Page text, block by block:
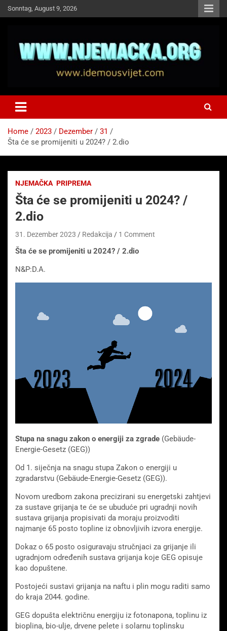
Skip
to
Sonntag, August 9, 2026
Idemo u Svijet-Njemacka!
Home 2023 Dezember
31
Šta će se promijeniti u 2024? / 2.dio
NJEMAČKA PRIPREMA
Šta će se promijeniti u 2024? /
2.dio
31. Dezember 2023 Redakcija 1 Comment
Šta će se promijeniti u 2024? / 2.dio
N&P:D.A.
Stupa na snagu zakon o energiji za zgrade (Gebäude-
Energie-Gesetz (GEG))
Od 1. siječnja na snagu stupa Zakon o energiji u
zgradarstvu (Gebäude-Energie-Gesetz (GEG)).
Novom uredbom zakona precizirani su energetski zahtjevi
za sustave grijanja te će se ubuduće pri ugradnji novih
sustava grijanja propisivati ​​da moraju proizvoditi
najmanje 65 posto topline iz obnovljivih izvora energije.
Dokaz o 65 posto osiguravaju stručnjaci za grijanje ili
ugradnjom određenih sustava grijanja koje GEG opisuje
kao dopuštene.
Postojeći sustavi grijanja na naftu i plin mogu raditi samo
do kraja 2044. godine.
GEG dopušta električnu energiju iz fotonapona, toplinu iz
bioplina, bio-ulje, drvene pelete i solarnu toplinsku